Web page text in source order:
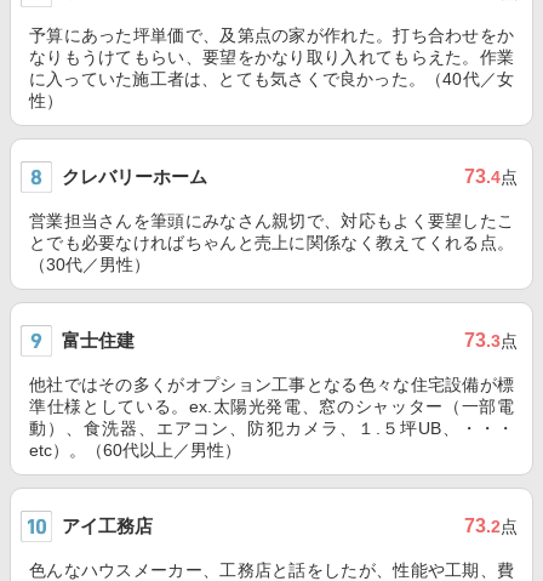
予算にあった坪単価で、及第点の家が作れた。打ち合わせをか
なりもうけてもらい、要望をかなり取り入れてもらえた。作業
に入っていた施工者は、とても気さくで良かった。（40代／女
性）
クレバリーホーム 73.4点
営業担当さんを筆頭にみなさん親切で、対応もよく要望したこ
とでも必要なければちゃんと売上に関係なく教えてくれる点。
（30代／男性）
富士住建 73.3点
他社ではその多くがオプション工事となる色々な住宅設備が標
準仕様としている。ex.太陽光発電、窓のシャッター（一部電
動）、食洗器、エアコン、防犯カメラ、１.５坪UB、・・・
etc）。（60代以上／男性）
アイ工務店 73.2点
色んなハウスメーカー、工務店と話をしたが、性能や工期、費